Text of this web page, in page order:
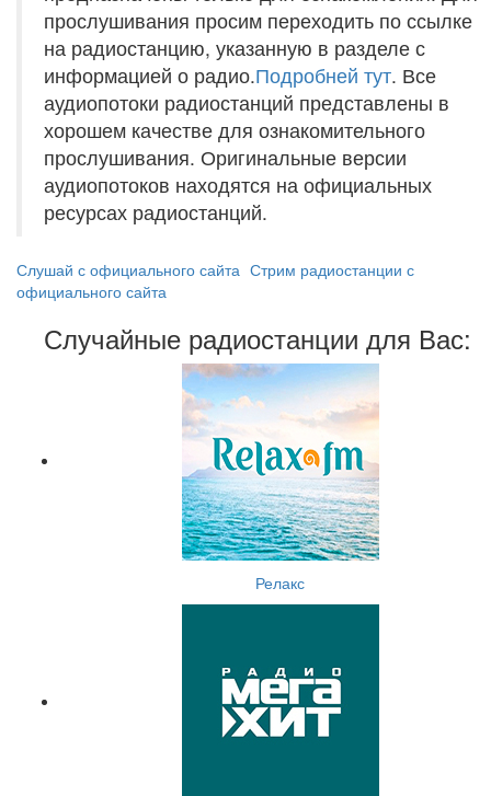
прослушивания просим переходить по ссылке
на радиостанцию, указанную в разделе с
информацией о радио.Подробней тут. Все
аудиопотоки радиостанций представлены в
хорошем качестве для ознакомительного
прослушивания. Оригинальные версии
аудиопотоков находятся на официальных
ресурсах радиостанций.
Слушай с официального сайта Стрим радиостанции с
официального сайта
Случайные радиостанции для Вас:
Релакс